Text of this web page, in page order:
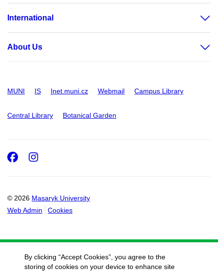
International
About Us
MUNI IS Inet.muni.cz Webmail Campus Library
Central Library Botanical Garden
© 2026 Masaryk University
Web Admin
Cookies
Facebook
Instagram
By clicking “Accept Cookies”, you agree to the
storing of cookies on your device to enhance site